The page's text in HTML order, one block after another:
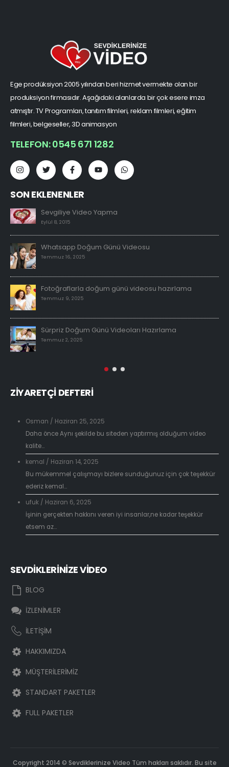
Ege prodüksiyon 2005 yılından beri hizmet vermekte olan bir
produksiyon firmasıdır. Aşağıdaki alanlarda bir çok esere imza
atmıştır. TV Programları, tanıtım filmleri, reklam filmleri, eğitim
filmleri, belgeseller, 3D animasyon
TELEFON: 0545 671 1282
SON EKLENENLER
Sevgiliye Video Yapma
Eylül 8, 2015
Whatsapp Doğum Günü Videosu
Temmuz 16, 2025
Fotoğraflarla doğum günü videosu hazırlama
Temmuz 9, 2025
Sürpriz Doğum Günü Videoları Hazırlama
Temmuz 2, 2025
ZİYARETÇİ DEFTERİ
Osman / Haziran 25, 2025
Daha önce Aynı şekilde bu siteden yaptırmış olduğum video
kalite...
kemal / Haziran 14, 2025
Bu mükemmel çalışmayı bizlere sunduğunuz için çok teşekkür
ederiz kemal...
ufuk/ Haziran 6, 2025
İşinin gerçekten hakkını veren iyi insanlar,ne kadar teşekkür
etsem az...
SEVDİKLERİNİZE VİDEO
BLOG
İZLENİMLER
İLETİŞİM
HAKKIMIZDA
MÜŞTERİLERİMİZ
STANDART PAKETLER
FULL PAKETLER
Copyright 2014 © Sevdiklerinize Video Tüm hakları saklıdır. Bu site